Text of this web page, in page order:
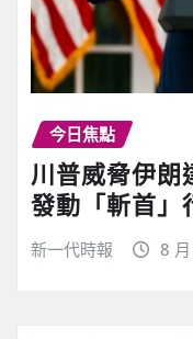
今日焦點
川普威脅伊朗
發動「斬首」
新一代時報 8